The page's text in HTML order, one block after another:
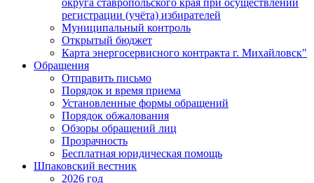
округа ставропольского края при осуществлении
регистрации (учёта) избирателей
Муниципальный контроль
Открытый бюджет
Карта энергосервисного контракта г. Михайловск"
Обращения
Отправить письмо
Порядок и время приема
Установленные формы обращений
Порядок обжалования
Обзоры обращений лиц
Прозрачность
Бесплатная юридическая помощь
Шпаковский вестник
2026 год